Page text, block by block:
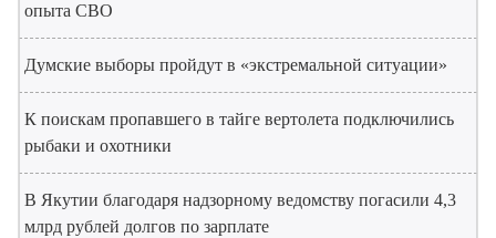
опыта СВО
Думские выборы пройдут в «экстремальной ситуации»
К поискам пропавшего в тайге вертолета подключились
рыбаки и охотники
В Якутии благодаря надзорному ведомству погасили 4,3
млрд рублей долгов по зарплате